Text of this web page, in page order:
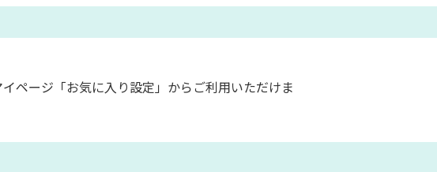
ページ「お気に入り設定」からご利用いただけま